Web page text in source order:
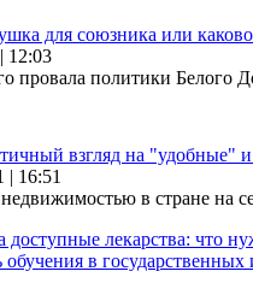
для союзника или
12:03
провала политики Белого
взгляд на "удобные"
| 16:51
в стране на
лекарства: что
обучения в